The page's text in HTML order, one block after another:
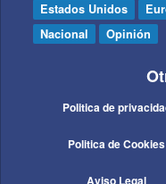
Estados Unidos
Nacional
Opinión
Politica de
Politica de Cookies